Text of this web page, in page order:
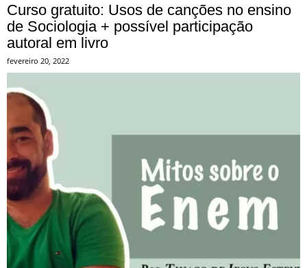
Curso gratuito: Usos de canções no ensino
de Sociologia + possível participação
autoral em livro
fevereiro 20, 2022